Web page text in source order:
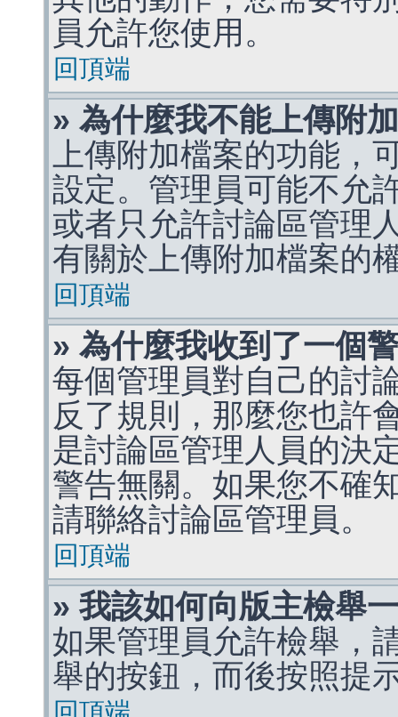
員允許您使用。
回頂端
» 為什麼我不能上傳附
上傳附加檔案的功能，
設定。管理員可能不允
或者只允許討論區管理
有關於上傳附加檔案的
回頂端
» 為什麼我收到了一個
每個管理員對自己的討
反了規則，那麼您也許
是討論區管理人員的決
警告無關。如果您不確
請聯絡討論區管理員。
回頂端
» 我該如何向版主檢舉
如果管理員允許檢舉，
舉的按鈕，而後按照提